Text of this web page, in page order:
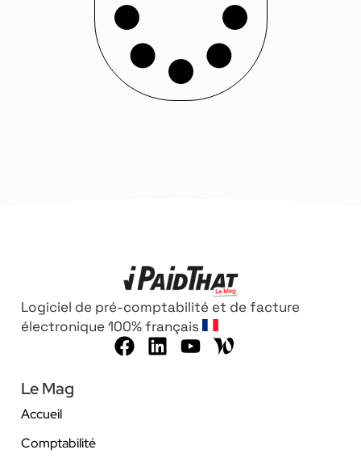
Logiciel de pré-comptabilité et de facture
électronique 100% français
Le Mag
Accueil
Comptabilité